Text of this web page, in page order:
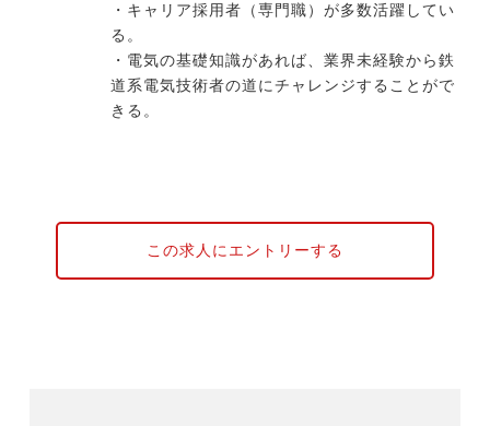
・キャリア採用者（専門職）が多数活躍してい
る。
・電気の基礎知識があれば、業界未経験から鉄
道系電気技術者の道にチャレンジすることがで
きる。
この求人にエントリーする